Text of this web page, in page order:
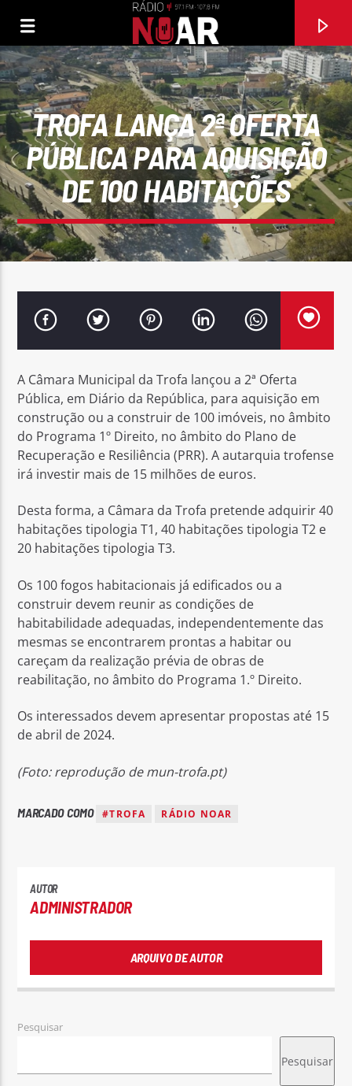
SILÊNCIO NÃO É AMOR
Rádio No ar
TROFA LANÇA 2ª OFERTA
PÚBLICA PARA AQUISIÇÃO
DE 100 HABITAÇÕES
A Câmara Municipal da Trofa lançou a 2ª Oferta
Pública, em Diário da República, para aquisição em
construção ou a construir de 100 imóveis, no âmbito
do Programa 1º Direito, no âmbito do Plano de
Recuperação e Resiliência (PRR). A autarquia trofense
irá investir mais de 15 milhões de euros.
Desta forma, a Câmara da Trofa pretende adquirir 40
habitações tipologia T1, 40 habitações tipologia T2 e
20 habitações tipologia T3.
Os 100 fogos habitacionais já edificados ou a
construir devem reunir as condições de
habitabilidade adequadas, independentemente das
mesmas se encontrarem prontas a habitar ou
careçam da realização prévia de obras de
reabilitação, no âmbito do Programa 1.º Direito.
Os interessados devem apresentar propostas até 15
de abril de 2024.
(Foto: reprodução de mun-trofa.pt)
MARCADO COMO #TROFA RÁDIO NOAR
AUTOR
ADMINISTRADOR
ARQUIVO DE AUTOR
Pesquisar
Pesquisar